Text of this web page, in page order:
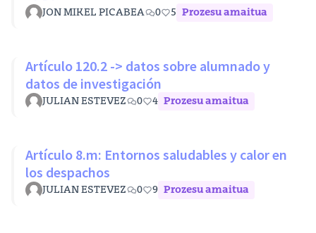
JON MIKEL PICABEA 0 5 Prozesu amaitua
Artículo 120.2 -> datos sobre alumnado y
datos de investigación
JULIAN ESTEVEZ 0 4 Prozesu amaitua
Artículo 8.m: Entornos saludables y calor en
los despachos
JULIAN ESTEVEZ 0 9 Prozesu amaitua